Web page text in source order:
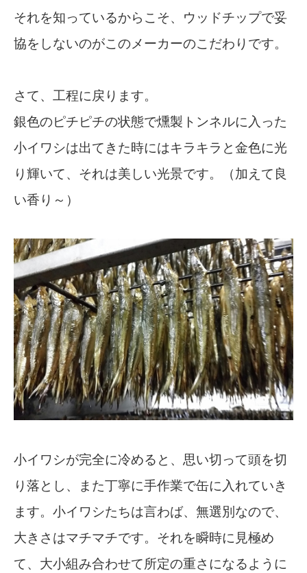
それを知っているからこそ、ウッドチップで妥
協をしないのがこのメーカーのこだわりです。
さて、工程に戻ります。
銀色のピチピチの状態で燻製トンネルに入った
小イワシは出てきた時にはキラキラと金色に光
り輝いて、それは美しい光景です。（加えて良
い香り～）
小イワシが完全に冷めると、思い切って頭を切
り落とし、また丁寧に手作業で缶に入れていき
ます。小イワシたちは言わば、無選別なので、
大きさはマチマチです。それを瞬時に見極め
て、大小組み合わせて所定の重さになるように